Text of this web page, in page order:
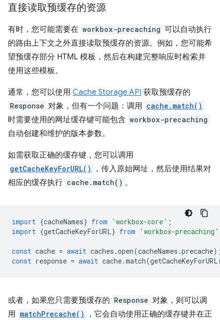
直接读取预缓存的资源
有时，您可能需要在 workbox-precaching 可以自动执行
的路由上下文之外直接读取预缓存的资源。例如，您可能希
望预缓存部分 HTML 模板，然后在构建完整响应时检索并
使用这些模板。
通常，您可以使用 Cache Storage API 获取预缓存的
Response 对象，但有一个问题：调用 cache.match()
时需要使用的网址缓存键可能包含 workbox-precaching
自动创建和维护的版本参数。
如需获取正确的缓存键，您可以调用
getCacheKeyForURL()
，传入原始网址，然后使用结果对
相应的缓存执行 cache.match() 。
import {cacheNames} from 'workbox-core' ;
import {getCacheKeyForURL} from 'workbox-precaching'
const cache = await caches .open(cacheNames .precache
const response = await cache.match(getCacheKeyForURL
或者，如果您只需要预缓存的 Response 对象，则可以调
用 matchPrecache()
，它会自动使用正确的缓存键并在正